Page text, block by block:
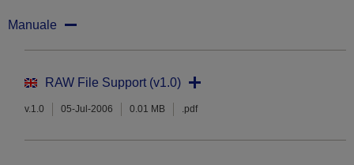
Manuale
RAW File Support (v1.0)
v.1.0 05-Jul-2006 0.01 MB .pdf